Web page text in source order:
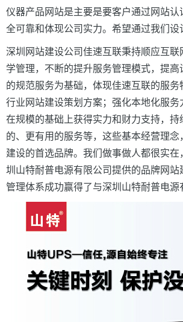
仪器产品网 站是主要是要客户通过网站
全可靠和体现公司实力。 希望通过我们设
深圳网站建设公司佳速互联秉持顺应互
学管理，不断的提升服务管理模式，提
的规范服务为基础，体现佳速互联的服
行业网站建设策划方案；强化本地化服
在规模的基础上获得实力和财力支持，
的、更有用的服务等，这些基本经营理
建设的首选品牌。 我们做事做人都很实
圳山特耐普电源有限公司提供的品牌网
管理体系成功赢得了与深圳山特耐普电源